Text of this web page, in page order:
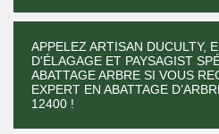
APPELEZ ARTISAN DUCULTY,
D'ÉLAGAGE ET PAYSAGIST
ABATTAGE ARBRE SI VOUS
EXPERT EN ABATTAGE
12400 !